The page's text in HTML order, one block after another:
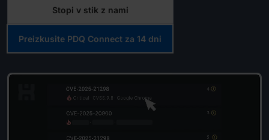
Stopi v stik z nami
Preizkusite PDQ Connect za 14 dni